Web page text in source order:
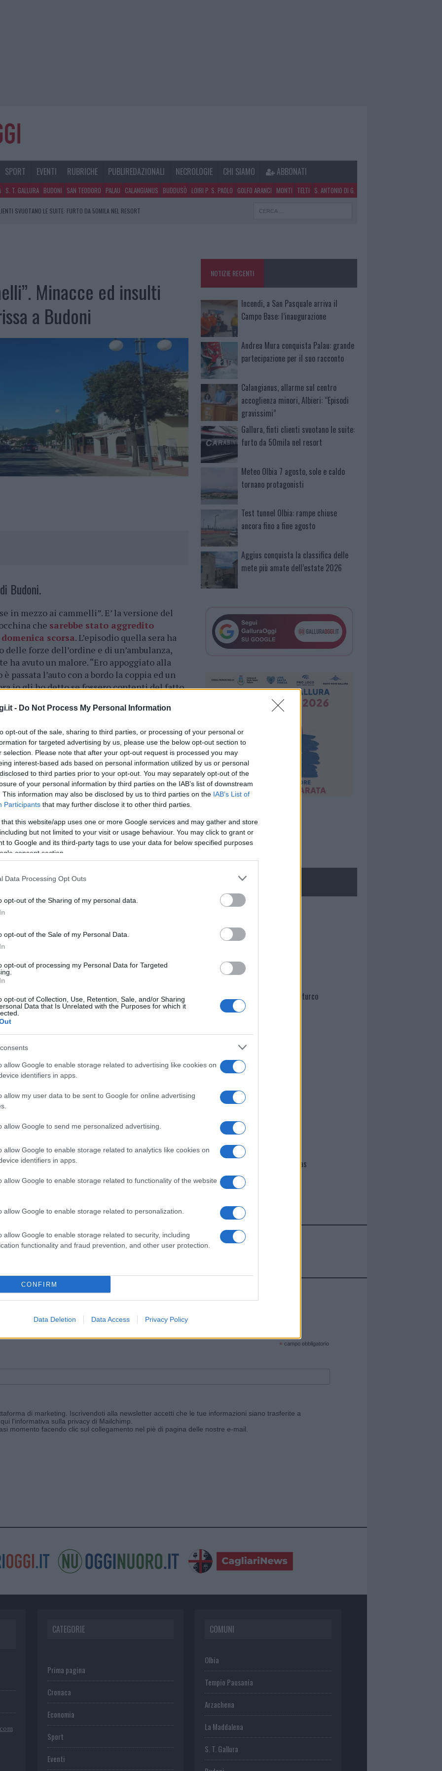
- Do Not Process My Personal Information
opt-out of the sale, sharing to third parties, or processing of your personal or
for targeted advertising by us, please use the below opt-out section to
selection. Please note that after your opt-out request is processed you may
interest-based ads based on personal information utilized by us or personal
to third parties prior to your opt-out. You may separately opt-out of the
of your personal information by third parties on the IAB’s list of downstream
This information may also be disclosed by us to third parties on the IAB’s List of
Participants that may further disclose it to other third parties.
that this website/app uses one or more Google services and may gather and store
but not limited to your visit or usage behaviour. You may click to grant or
to Google and its third-party tags to use your data for below specified purposes
consent section.
Data Processing Opt Outs
opt-out of the Sharing of my personal data.
opt-out of the Sale of my Personal Data.
opt-out of processing my Personal Data for Targeted
opt-out of Collection, Use, Retention, Sale, and/or Sharing
Data that Is Unrelated with the Purposes for which it
allow Google to enable storage related to advertising like cookies on
identifiers in apps.
allow my user data to be sent to Google for online advertising
allow Google to send me personalized advertising.
allow Google to enable storage related to analytics like cookies on
identifiers in apps.
allow Google to enable storage related to functionality of the website
allow Google to enable storage related to personalization.
allow Google to enable storage related to security, including
functionality and fraud prevention, and other user protection.
CONFIRM
Data Deletion Data Access Privacy Policy
SPORT EVENTI RUBRICHE PUBLIREDAZIONALI NECROLOGIE CHI SIAMO ABBONATI
S. T. GALLURA BUDONI SAN TEODORO PALAU CALANGIANUS BUDDUSÒ LOIRI P. S. PAOLO GOLFO ARANCI MONTI TELTI S. ANTONIO DI G.
SVUOTANO LE SUITE: FURTO DA 50MILA NEL RESORT
Minacce ed insulti
a Budoni
Budoni.
in mezzo ai cammelli”. E’ la versione del
che sarebbe stato aggredito
scorsa. L’episodio quella sera ha
forze dell’ordine e di un’ambulanza,
ha avuto un malore. “Ero appoggiato alla
passata l’auto con a bordo la coppia ed un
io gli ho detto se fossero contenti del fatto
”.
della presunta vittima,bisogna fare un
luglioscorso. “Ci hanno chiamati in negozio
casa nostra – prosegue -, così abbiamo
dell’ordine. Abbiamo, successivamente,
ad un episodio che ci è capitato poco prima
di dissapori che sarebbero nati a
razzisti, ossia che dobbiamo
tra i cammelli, mandandoci, infine, a
culminata nella violenta lite di
nella sezione
NOTIZIE RECENTI
Incendi, a San Pasquale arriva il
Campo Base: l’inaugurazione
Andrea Mura conquista Palau: grande
partecipazione per il suo racconto
Calangianus, allarme sul centro
accoglienza minori, Albieri: “Episodi
gravissimi”
Gallura, finti clienti svuotano le suite:
furto da 50mila nel resort
Meteo Olbia 7 agosto, sole e caldo
tornano protagonisti
Test tunnel Olbia: rampe chiuse
ancora fino a fine agosto
Aggius conquista la classifica delle
mete più amate dell’estate 2026
NECROLOGIE
Martina Agostina Diturco
I nostri cari
I nostri cari
Giovannimaria Cabras
Invia un Comunicato Stampa|Pubblicità|Segnala
e ricevi le nostre email periodiche contenenti le ultime notizie pubblicate sul sito web!
* campo obbligatorio
di marketing. Iscrivendoti alla newsletter accetti che le tue informazioni siano trasferite a
l'informativa sulla privacy di Mailchimp
momento facendo clic sul collegamento nel piè di pagina delle nostre e-mail.
CATEGORIE
Prima pagina
Cronaca
Economia
Sport
Eventi
COMUNI
Olbia
Tempio Pausania
Arzachena
La Maddalena
S. T. Gallura